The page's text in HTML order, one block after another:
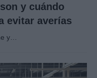
y cuándo
evitar averías
y…